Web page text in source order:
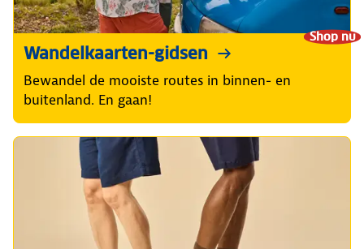
Shop nu
Wandelkaarten-gidsen
Bewandel de mooiste routes in binnen- en
buitenland. En gaan!